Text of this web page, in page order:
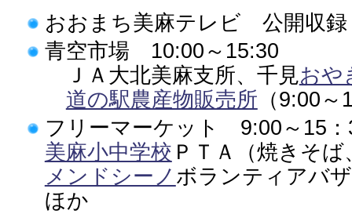
おおまち美麻テレビ 公開収
青空市場 10:00～15:30
ＪＡ大北美麻支所、千見おや
道の駅農産物販売所 （9:00～
フリーマーケット 9:00～15：
美麻小中学校 ＰＴＡ（焼きそ
メンドシーノ ボランティアバ
ほか